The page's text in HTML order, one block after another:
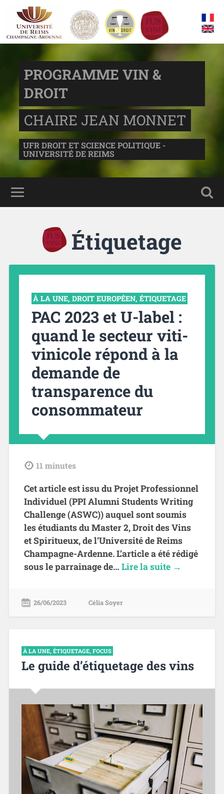
PROGRAMME VIN &
DROIT
CHAIRE JEAN MONNET
UFR DROIT ET SCIENCE POLITIQUE -
UNIVERSITÉ DE REIMS
Étiquetage
À LA UNE, DROIT EUROPÉEN, ÉTIQUETAGE
PAC 2023 et U-label :
quand le secteur viti-
vinicole répond à la
demande de
transparence du
consommateur
tdl 11 minutes
Cet article est issu du Projet Professionnel
Individuel (PPI Alumni Students Writing
Challenge (ASWC)) auquel sont soumis
les étudiants du Master 2, Droit des Vins
et Spiritueux, de l’Université de Reims
Champagne-Ardenne. L’article a été rédigé
sous le parrainage de… Lire la suite →
26/06/2023 Célia Soyer
À LA UNE, ÉTIQUETAGE, FOCUS
Le guide d’étiquetage des vins